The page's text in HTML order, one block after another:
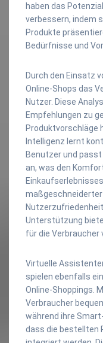
haben das
verbessern, indem
Produkte
Bedürfnisse und
Durch den Einsatz
Online-Shops das
Nutzer. Diese
Empfehlungen zu
Produktvorschläge
Intelligenz lernt
Benutzer und
an, was den
Unterstützung
für die Verbraucher
Virtuelle
spielen ebenfalls
Online-Shoppings.
Verbraucher
während ihre
dass die bestellten